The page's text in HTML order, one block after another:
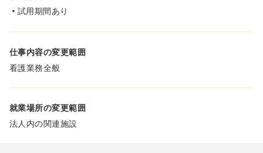
試用期間あり
仕事内容の変更範囲
看護業務全般
就業場所の変更範囲
法人内の関連施設